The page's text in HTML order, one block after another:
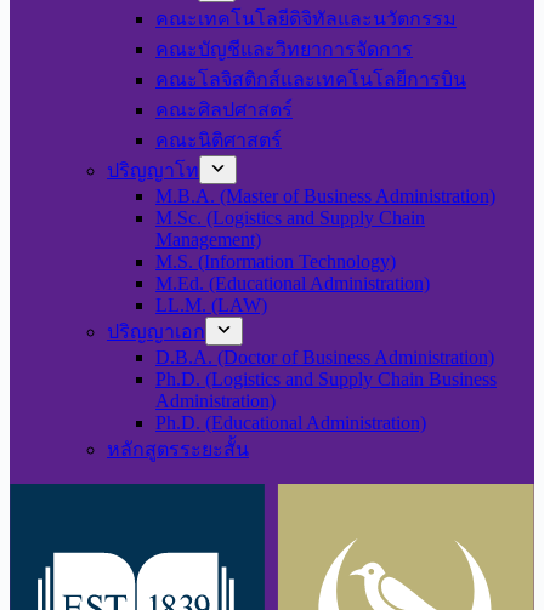
คณะเทคโนโลยีดิจิทัลและนวัตกรรม
คณะบัญชีและวิทยาการจัดการ
คณะโลจิสติกส์และเทคโนโลยีการบิน
คณะศิลปศาสตร์
คณะนิติศาสตร์
ปริญญาโท
M.B.A. (Master of Business Administration)
M.Sc. (Logistics and Supply Chain
Management)
M.S. (Information Technology)
M.Ed. (Educational Administration)
LL.M. (LAW)
ปริญญาเอก
D.B.A. (Doctor of Business Administration)
Ph.D. (Logistics and Supply Chain Business
Administration)
Ph.D. (Educational Administration)
หลักสูตรระยะสั้น